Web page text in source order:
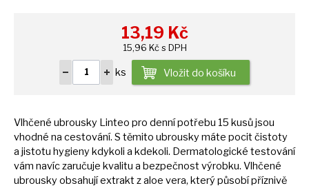
13,19 Kč
15,96 Kč s DPH
ks Vložit do košíku
Vlhčené ubrousky Linteo pro denní potřebu 15 kusů jsou
vhodné na cestování. S těmito ubrousky máte pocit čistoty
a jistotu hygieny kdykoli a kdekoli. Dermatologické testování
vám navíc zaručuje kvalitu a bezpečnost výrobku. Vlhčené
ubrousky obsahují extraktzaloe vera, který působí příznivě